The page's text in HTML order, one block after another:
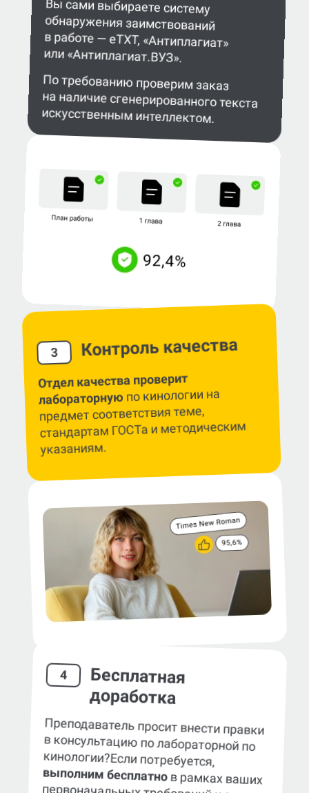
Вы сами выбираете систему
обнаружения заимствований
в работе — eTXT, «Антиплагиат»
или «Антиплагиат.ВУЗ».
По требованию проверим заказ
на наличие сгенерированного текста
искусственным интеллектом.
3 Контроль качества
Отдел качества проверит
лабораторную по кинологии на
предмет соответствия теме,
стандартам ГОСТа и методическим
указаниям.
4 Бесплатная
доработка
Преподаватель просит внести правки
в консультацию по лабораторной по
кинологии?Если потребуется,
выполним бесплатнов рамках ваших